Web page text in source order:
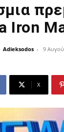
Iron
Adieksodos - 9
X